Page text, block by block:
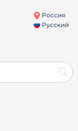
Россия
Русский